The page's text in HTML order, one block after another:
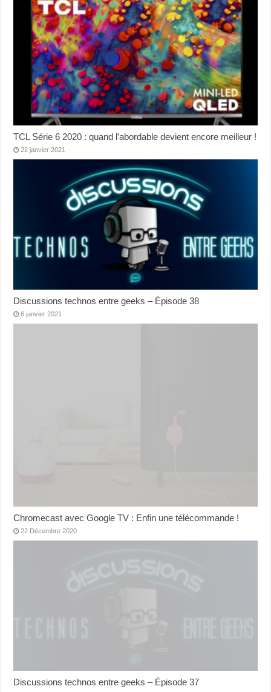
TCL Série 6 2020 : quand l’abordable devient encore meilleur !
22 janvier 2021
Discussions technos entre geeks – Épisode 38
6 janvier 2021
Chromecast avec Google TV : Enfin une télécommande !
22 Décembre 2020
Discussions technos entre geeks – Épisode 37